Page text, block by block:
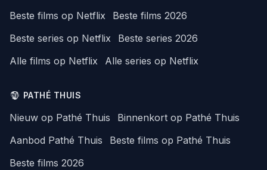
Beste films op Netflix
Beste films 2026
Beste series op Netflix
Beste series 2026
Alle films op Netflix
Alle series op Netflix
PATHÉ THUIS
Nieuw op Pathé Thuis
Binnenkort op Pathé Thuis
Aanbod Pathé Thuis
Beste films op Pathé Thuis
Beste films 2026